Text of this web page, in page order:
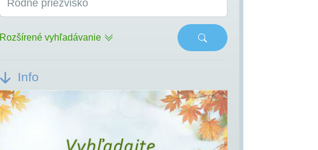
Rodné priezvisko
Rozšírené vyhľadávanie
Info